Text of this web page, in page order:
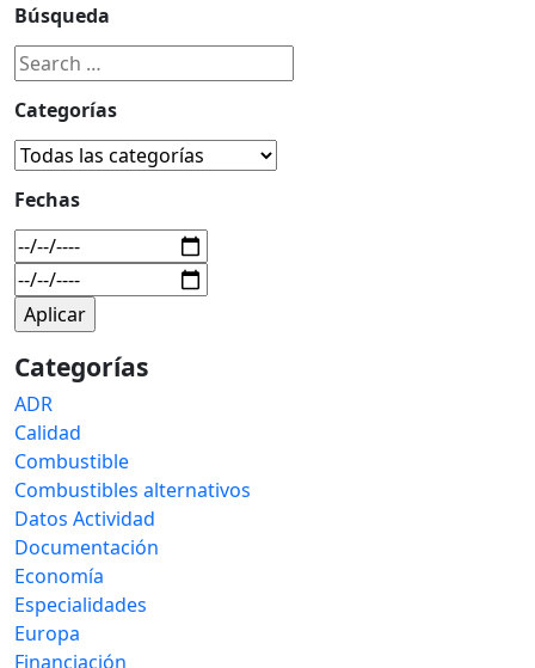
Búsqueda
Categorías
Fechas
Categorías
ADR
Calidad
Combustible
Combustibles alternativos
Datos Actividad
Documentación
Economía
Especialidades
Europa
Financiación